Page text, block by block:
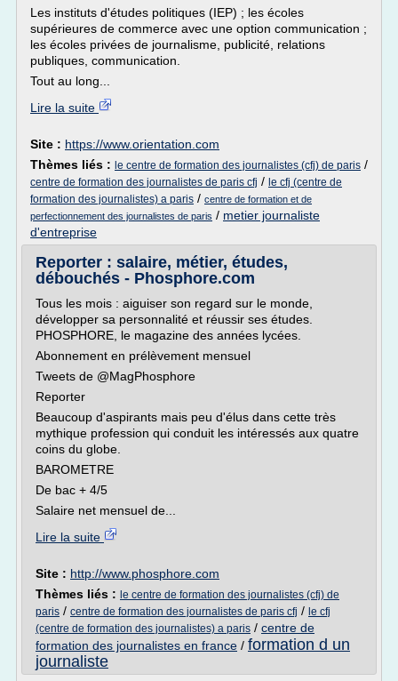
Les instituts d'études politiques (IEP) ; les écoles
supérieures de commerce avec une option communication ;
les écoles privées de journalisme, publicité, relations
publiques, communication.
Tout au long...
Lire la suite
Site : https://www.orientation.com
Thèmes liés : le centre de formation des journalistes (cfj) de paris /
centre de formation des journalistes de paris cfj / le cfj (centre de
formation des journalistes) a paris / centre de formation et de
perfectionnement des journalistes de paris / metier journaliste
d'entreprise
Reporter : salaire, métier, études,
débouchés - Phosphore.com
Tous les mois : aiguiser son regard sur le monde,
développer sa personnalité et réussir ses études.
PHOSPHORE, le magazine des années lycées.
Abonnement en prélèvement mensuel
Tweets de @MagPhosphore
Reporter
Beaucoup d'aspirants mais peu d'élus dans cette très
mythique profession qui conduit les intéressés aux quatre
coins du globe.
BAROMETRE
De bac + 4/5
Salaire net mensuel de...
Lire la suite
Site : http://www.phosphore.com
Thèmes liés : le centre de formation des journalistes (cfj) de
paris / centre de formation des journalistes de paris cfj / le cfj
(centre de formation des journalistes) a paris / centre de
formation des journalistes en france / formation d un
journaliste